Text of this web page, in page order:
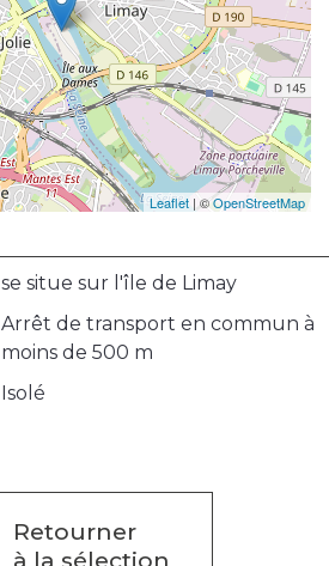
Leaflet | ©OpenStreetMap
se situe sur l'île de Limay
Arrêt de transport en commun à
moins de 500 m
Isolé
Retourner